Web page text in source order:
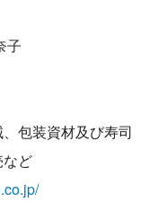
子
包装資材及び寿司
ど